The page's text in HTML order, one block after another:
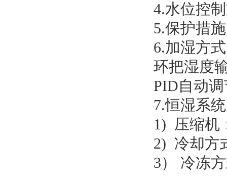
4.水位控
5.保护措
6.加湿方
环把湿度
PID自动
7.恒湿系
1) 压缩机
2) 冷却方
3） 冷冻